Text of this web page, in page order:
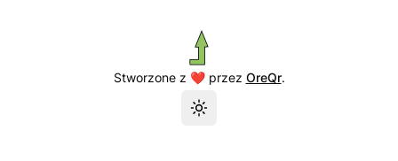
Stworzone z ❤️ przez OreQr.
Przełącz motyw